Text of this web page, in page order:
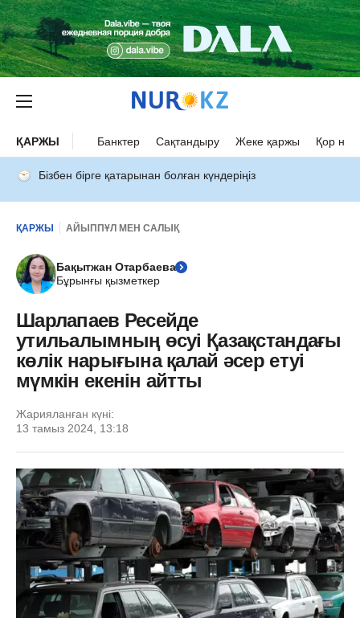
ҚАРЖЫ Банктер Сақтандыру Жеке қаржы Қор
Бізбен бірге қатарынан болған күндеріңіз
ҚАРЖЫ АЙЫППҰЛ МЕН САЛЫҚ
Бақытжан Отарбаева
Бұрынғы қызметкер
Шарлапаев Ресейде
утильалымның өсуі Қазақстандағы
көлік нарығына қалай әсер етуі
мүмкін екенін айтты
Жарияланған күні:
13 тамыз 2024, 13:18